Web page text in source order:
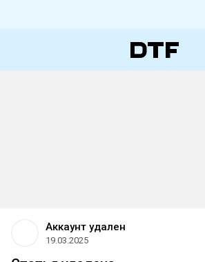
Аккаунт удален
19.03.2025